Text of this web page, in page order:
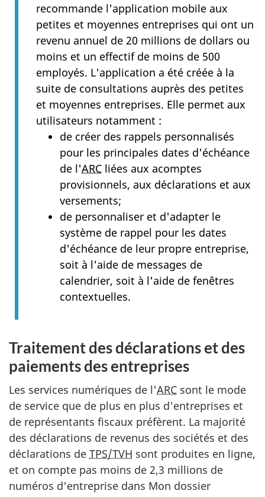
recommande l'application mobile aux
petites et moyennes entreprises qui ont un
revenu annuel de 20 millions de dollars ou
moins et un effectif de moins de 500
employés. L'application a été créée à la
suite de consultations auprès des petites
et moyennes entreprises. Elle permet aux
utilisateurs notamment :
de créer des rappels personnalisés
pour les principales dates d'échéance
de l'ARC liées aux acomptes
provisionnels, aux déclarations et aux
versements;
de personnaliser et d'adapter le
système de rappel pour les dates
d'échéance de leur propre entreprise,
soit à l'aide de messages de
calendrier, soit à l'aide de fenêtres
contextuelles.
Traitement des déclarations et des
paiements des entreprises
Les services numériques de l'ARC sont le mode
de service que de plus en plus d'entreprises et
de représentants fiscaux préfèrent. La majorité
des déclarations de revenus des sociétés et des
déclarations de TPS/TVH sont produites en ligne,
et on compte pas moins de 2,3 millions de
numéros d'entreprise dans Mon dossier